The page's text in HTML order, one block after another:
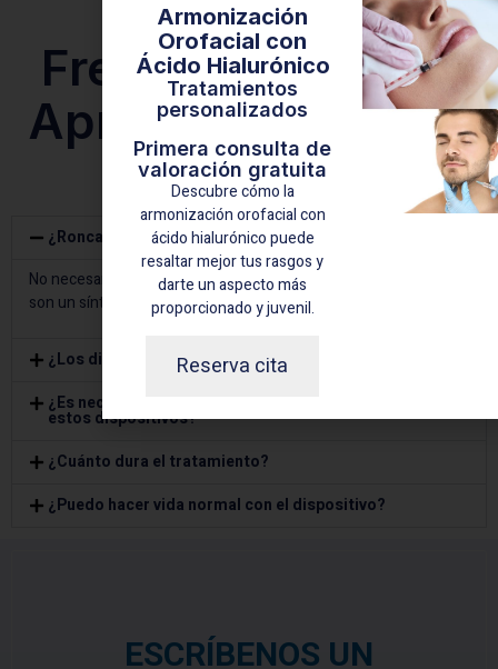
Preguntas
Frecuentes sobre
Apnea del sueño y
ronquidos
¿Roncar siempre significa tener apnea del sueño?
No necesariamente. Pero los ronquidos fuertes y persistentes
son un síntoma común, por lo que conviene evaluarlo.
¿Los dispositivos dentales para la apnea son cómodos?
¿Es necesario hacer un estudio del sueño para usar
estos dispositivos?
¿Cuánto dura el tratamiento?
¿Puedo hacer vida normal con el dispositivo?
Armonización
Orofacial con
Ácido Hialurónico
Tratamientos
personalizados
Primera consulta de
valoración gratuita
Descubre cómo la
armonización orofacial con
ácido hialurónico puede
resaltar mejor tus rasgos y
darte un aspecto más
proporcionado y juvenil.
Reserva cita